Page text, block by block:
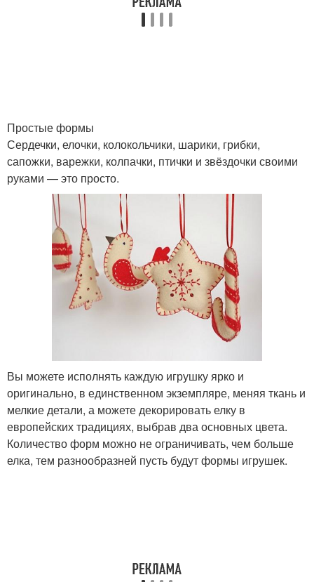
Простые формы
Сердечки, елочки, колокольчики, шарики, грибки,
сапожки, варежки, колпачки, птички и звёздочки своими
руками — это просто.
Вы можете исполнять каждую игрушку ярко и
оригинально, в единственном экземпляре, меняя ткань и
мелкие детали, а можете декорировать елку в
европейских традициях, выбрав два основных цвета.
Количество форм можно не ограничивать, чем больше
елка, тем разнообразней пусть будут формы игрушек.